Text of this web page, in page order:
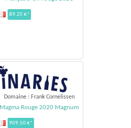
89.25 €*
Domaine : Frank Cornelissen
Magma Rouge 2020 Magnum
909.50 €*